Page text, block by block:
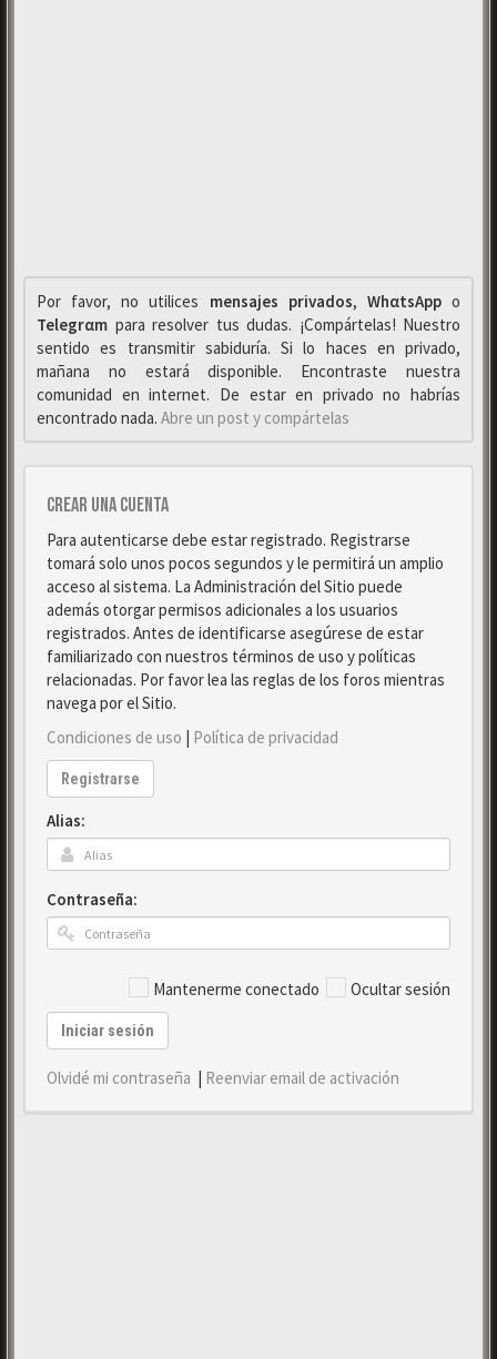
Por favor, no utilices mensajes privados, WhαtsAppo
Telegrαm para resolver tus dudas. ¡Compártelas! Nuestro
sentido es transmitir sabiduría. Si lo haces en privado,
mañana no estará disponible. Encontraste nuestra
comunidad en internet. De estar en privado no habrías
encontrado nada. Abre un post y compártelas
Crear una cuenta
Para autenticarse debe estar registrado. Registrarse
tomará solo unos pocos segundos y le permitirá un amplio
acceso al sistema. La Administración del Sitio puede
además otorgar permisos adicionales a los usuarios
registrados. Antes de identificarse asegúrese de estar
familiarizado con nuestros términos de uso y políticas
relacionadas. Por favor lea las reglas de los foros mientras
navega por el Sitio.
Condiciones de uso | Política de privacidad
Registrarse
Alias:
Contraseña:
Mantenerme conectado Ocultar sesión
Iniciar sesión
Olvidé mi contraseña | Reenviar email de activación